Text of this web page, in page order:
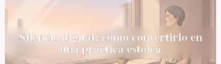
Silencio digital: cómo convertirlo en
una práctica estoica